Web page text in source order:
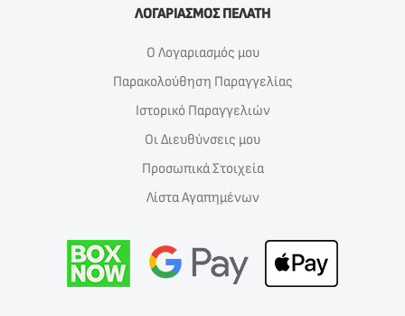
ΛΟΓΑΡΙΑΣΜΟΣ ΠΕΛΑΤΗ
Ο Λογαριασμός μου
Παρακολούθηση Παραγγελίας
Ιστορικό Παραγγελιών
Οι Διευθύνσεις μου
Προσωπικά Στοιχεία
Λίστα Αγαπημένων